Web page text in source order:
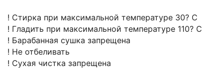
! Cтирка при максимальной температуре 30? C
! Гладить при максимальной температуре 110? C
! Барабанная сушка запрещена
! Не отбеливать
! Сухая чистка запрещена